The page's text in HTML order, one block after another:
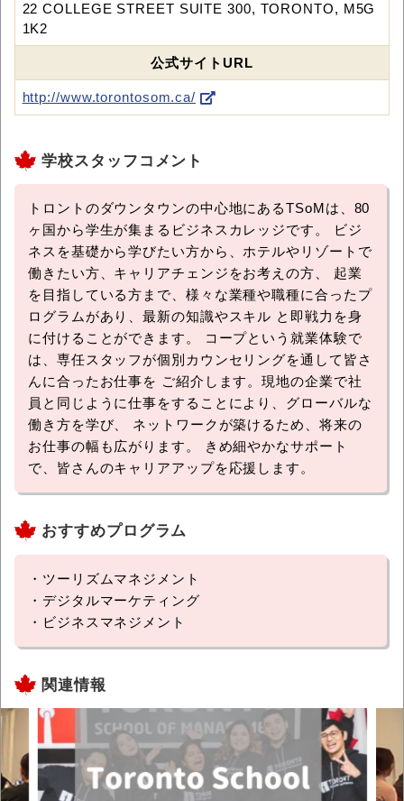
22 COLLEGE STREET SUITE 300, TORONTO, M5G
1K2
公式サイトURL
http://www.torontosom.ca/
学校スタッフコメント
トロントのダウンタウンの中心地にあるTSoMは、80
ヶ国から学生が集まるビジネスカレッジです。 ビジ
ネスを基礎から学びたい方から、ホテルやリゾートで
働きたい方、キャリアチェンジをお考えの方、 起業
を目指している方まで、様々な業種や職種に合ったプ
ログラムがあり、最新の知識やスキル と即戦力を身
に付けることができます。 コープという就業体験で
は、専任スタッフが個別カウンセリングを通して皆さ
んに合ったお仕事を ご紹介します。現地の企業で社
員と同じように仕事をすることにより、グローバルな
働き方を学び、 ネットワークが築けるため、将来の
お仕事の幅も広がります。 きめ細やかなサポート
で、皆さんのキャリアアップを応援します。
おすすめプログラム
・ツーリズムマネジメント
・デジタルマーケティング
・ビジネスマネジメント
関連情報